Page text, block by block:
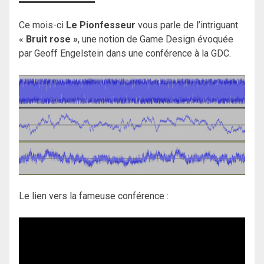
Ce mois-ci Le Pionfesseur vous parle de l’intriguant
« Bruit rose », une notion de Game Design évoquée
par Geoff Engelstein dans une conférence à la GDC.
Le lien vers la fameuse conférence :